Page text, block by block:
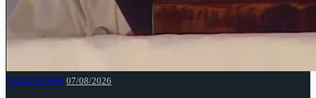
NACIONALES 07/08/2026